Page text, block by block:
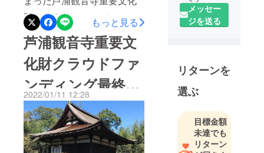
財クラウドファンディング
は、昨日令和4年1月11日に
終了しました。目標額300万
円に対し、309万8千円、
103%と見事達成しました。
ご支援いただい方、SNS等
の広報に協力いただいた
方、その他多くの方々の支
えなくして、達成はできま
もっと見る
芦浦観音寺重要文
化財クラウドファ
ンディング最終
日！
2022/01/11 12:28
メッセー
ジを送る
リターンを
選ぶ
目標金額
未達でも
リターン